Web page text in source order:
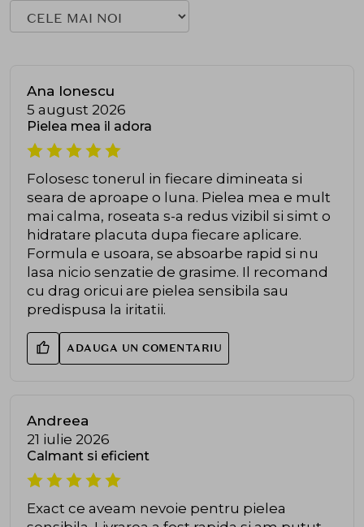
Ana Ionescu
5 august 2026
Pielea mea il adora
Folosesc tonerul in fiecare dimineata si
seara de aproape o luna. Pielea mea e mult
mai calma, roseata s-a redus vizibil si simt o
hidratare placuta dupa fiecare aplicare.
Formula e usoara, se absoarbe rapid si nu
lasa nicio senzatie de grasime. Il recomand
cu drag oricui are pielea sensibila sau
predispusa la iritatii.
ADAUGA UN COMENTARIU
Andreea
21 iulie 2026
Calmant si eficient
Exact ce aveam nevoie pentru pielea